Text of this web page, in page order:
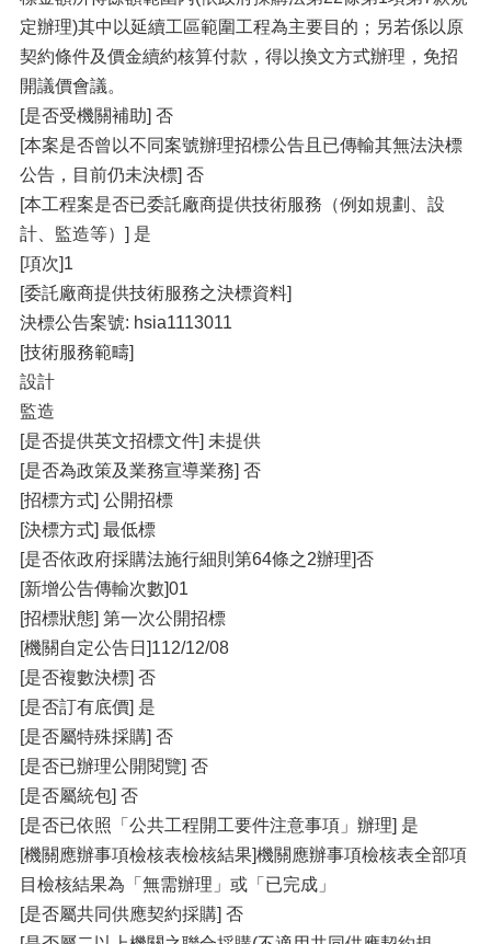
定辦理)其中以延續工區範圍工程為主要目的；另若係以原
契約條件及價金續約核算付款，得以換文方式辦理，免招
開議價會議。
[是否受機關補助] 否
[本案是否曾以不同案號辦理招標公告且已傳輸其無法決標
公告，目前仍未決標] 否
[本工程案是否已委託廠商提供技術服務（例如規劃、設
計、監造等）] 是
[項次]1
[委託廠商提供技術服務之決標資料]
決標公告案號: hsia1113011
[技術服務範疇]
設計
監造
[是否提供英文招標文件] 未提供
[是否為政策及業務宣導業務] 否
[招標方式] 公開招標
[決標方式] 最低標
[是否依政府採購法施行細則第64條之2辦理]否
[新增公告傳輸次數]01
[招標狀態] 第一次公開招標
[機關自定公告日]112/12/08
[是否複數決標] 否
[是否訂有底價] 是
[是否屬特殊採購] 否
[是否已辦理公開閱覽] 否
[是否屬統包] 否
[是否已依照「公共工程開工要件注意事項」辦理] 是
[機關應辦事項檢核表檢核結果]機關應辦事項檢核表全部項
目檢核結果為「無需辦理」或「已完成」
[是否屬共同供應契約採購] 否